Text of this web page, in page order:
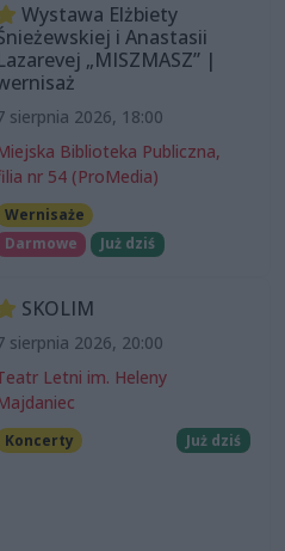
Wystawa Elżbiety
i Anastasii
„MISZMASZ” |
sierpnia 2026, 18:00
Biblioteka Publiczna,
nr 54 (ProMedia)
Wernisaże
Darmowe
Już dziś
SKOLIM
sierpnia 2026, 20:00
Letni im. Heleny
Koncerty Już dziś